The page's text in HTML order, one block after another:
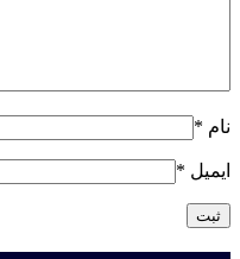
نام *
ایمیل *